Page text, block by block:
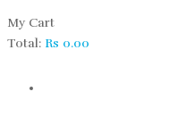
My Cart
Total: Rs 0.00